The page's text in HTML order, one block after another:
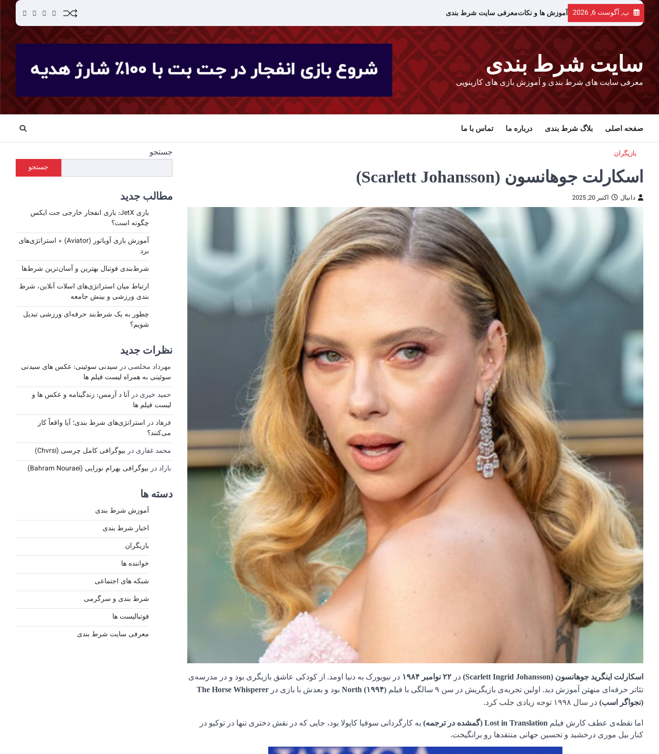
پرش
محتوا
پ, آگوست 6, 2026 آموزش ها و نکاتمعرفی سایت شرط بندی Twitter
Instagram
YouTube
سایت شرط بندی
معرفی سایت های شرط بندی و آموزش بازی های کازینویی
صفحه اصلی بلاگ شرط بندی درباره ما تماس با ما
بازیگران
اسکارلت جوهانسون (Scarlett Johansson)
دانیال اکتبر 20, 2025
اسکارلت اینگرید جوهانسون (Scarlett Ingrid Johansson) در۲۲ نوامبر ۱۹۸۴
در نیویورک به دنیا اومد. از کودکی عاشق بازیگری بود و در مدرسه‌ی
تئاتر حرفه‌ای منهتن آموزش دید. اولین تجربه‌ی بازیگریش در سن ۹ سالگی با فیلم
North (۱۹۹۴) بود و بعدش با بازی درThe Horse Whisperer
(نجواگر اسب) در سال ۱۹۹۸ توجه زیادی جلب کرد.
اما نقطه‌ی عطف کارش فیلم Lost in Translation (گمشده در ترجمه)
به کارگردانی سوفیا کاپولا بود، جایی که در نقش دختری تنها در توکیو در
کنار بیل موری درخشید و تحسین جهانی منتقدها رو برانگیخت.
جستجو
جستجو
مطالب جدید
بازی JetX: بازی انفجار خارجی جت ایکس
چگونه است؟
آموزش بازی آویاتور (Aviator) + استراتژی‌های
برد
شرط‌بندی فوتبال بهترین و آسان‌ترین شرط‌ها
ارتباط میان استراتژی‌های اسلات آنلاین، شرط‌
بندی ورزشی و بینش جامعه
چطور به یک شرط‌بند حرفه‌ای ورزشی تبدیل
شویم؟
نظرات جدید
مهرداد مخلصی درسیدنی سوئینی: عکس های سیدنی
سوئینی به همراه لیست فیلم ها
حمید خیری درآنا د آرمس: زندگینامه و عکس ها و
لیست فیلم ها
فرهاددراستراتژی‌های شرط بندی؛ آیا واقعاً کار
می‌کنند؟
محمد غفاری دربیوگرافی کامل چرسی (Chvrsi)
باراددربیوگرافی بهرام نورایی (Bahram Nouraei)
دسته ها
آموزش شرط بندی
اخبار شرط بندی
بازیگران
خواننده ها
شبکه های اجتماعی
شرط بندی و سرگرمی
فوتبالیست ها
معرفی سایت شرط بندی